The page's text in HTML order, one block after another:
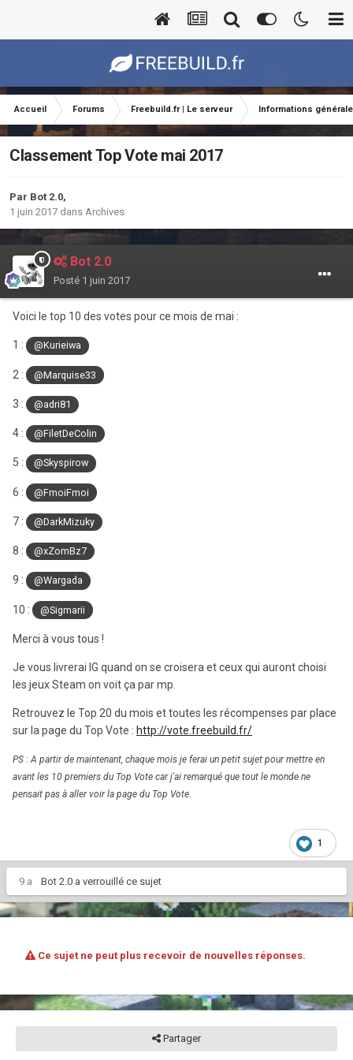
Accueil Forums Freebuild.fr | Le serveur Informations
Classement Top Vote mai 2017
Par Bot 2.0,
1 juin 2017 dans Archives
Bot 2.0
Posté 1 juin 2017
Voici le top 10 des votes pour ce mois de mai :
1 : @Kurieiwa
2 : @Marquise33
3 : @adri81
4 : @FiletDeColin
5 : @Skyspirow
6 : @FmoiFmoi
7 : @DarkMizuky
8 : @xZomBz7
9 : @Wargada
10 : @Sigmarii
Merci à vous tous !
Je vous livrerai IG quand on se croisera et ceux qui auront choisi
les jeux Steam on voit ça par mp.
Retrouvez le Top 20 du mois et toutes les récompenses par place
sur la page du Top Vote : http://vote.freebuild.fr/
PS : A partir de maintenant, chaque mois je ferai un petit sujet pour mettre en
avant les 10 premiers du Top Vote car j'ai remarqué que tout le monde ne
pensait pas à aller voir la page du Top Vote.
1
9 a Bot 2.0 a verrouillé ce sujet
Ce sujet ne peut plus recevoir de nouvelles réponses.
Partager